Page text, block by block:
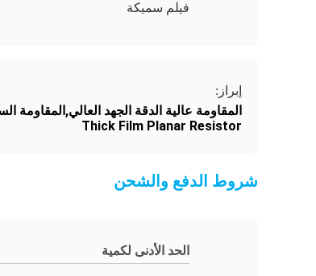
فيلم سميكة
إبراز:
المقاومة عالية الدقة الجهد العالي,المقاومة
Thick Film Planar Resistor
شروط الدفع والشحن
الحد الأدنى لكمية